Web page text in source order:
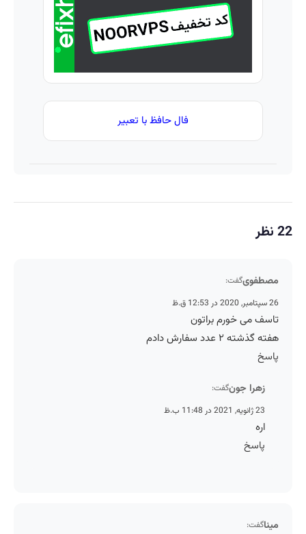
فال حافظ با تعبیر
22 نظر
مصطفویگفت:
26 سپتامبر, 2020 در 12:53 ق.ظ
تاسف می خورم براتون
هفته گذشته ۲ عدد سفارش دادم
پاسخ
زهرا جونگفت:
23 ژانویه, 2021 در 11:48 ب.ظ
اره
پاسخ
میناگفت: